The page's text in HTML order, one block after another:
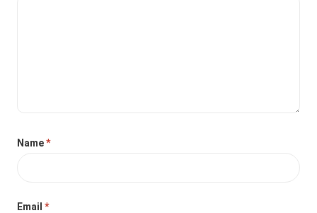
Name*
Email*